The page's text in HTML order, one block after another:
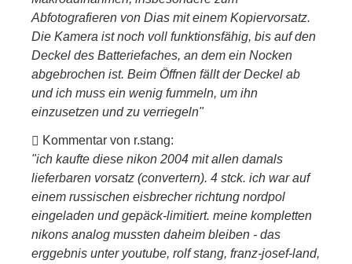
Abfotografieren von Dias mit einem Kopiervorsatz.
Die Kamera ist noch voll funktionsfähig, bis auf den
Deckel des Batteriefaches, an dem ein Nocken
abgebrochen ist. Beim Öffnen fällt der Deckel ab
und ich muss ein wenig fummeln, um ihn
einzusetzen und zu verriegeln"
Kommentar von r.stang:
"ich kaufte diese nikon 2004 mit allen damals
lieferbaren vorsatz (convertern). 4 stck. ich war auf
einem russischen eisbrecher richtung nordpol
eingeladen und gepäck-limitiert. meine kompletten
nikons analog mussten daheim bleiben - das
erggebnis unter youtube, rolf stang, franz-josef-land,